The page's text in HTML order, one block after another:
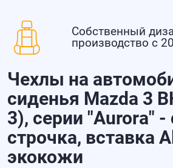
Собственный
производство с
Чехлы на
сиденья Mazda 3
3), серии "Aurora" -
строчка, вставка
экокожи